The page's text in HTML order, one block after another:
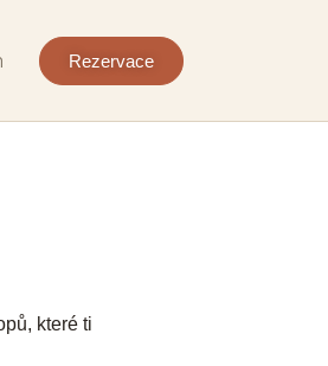
Rezervace
které ti